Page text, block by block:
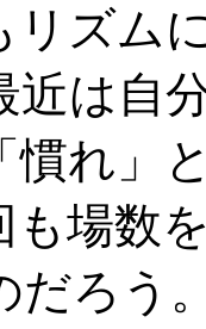
リズム
近は自
慣れ」
も場数
だろう